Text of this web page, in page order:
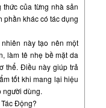
thức của từng nhà sản
phần khác có tác dụng
này tạo nên một
làm tê nhẹ bề mặt da
thể. Điều này giúp trả
tốt khi mang lại hiệu
người dùng.
Động?